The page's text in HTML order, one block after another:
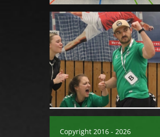
Copyright 2016 - 2026